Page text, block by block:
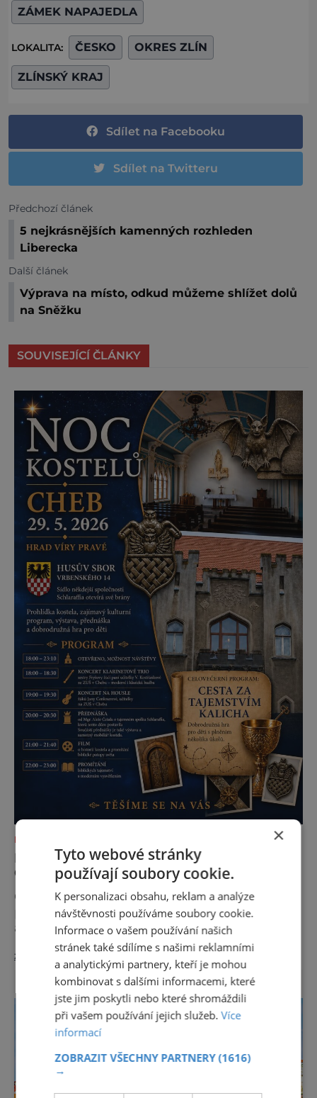
ZÁMEK NAPAJEDLA
LOKALITA: ČESKO OKRES ZLÍN
ZLÍNSKÝ KRAJ
Sdílet na Facebooku
Sdílet na Twitteru
Předchozí článek
5 nejkrásnějších kamenných rozhleden
Liberecka
Další článek
Výprava na místo, odkud můžeme shlížet dolů
na Sněžku
SOUVISEJÍCÍ ČLÁNKY
NEJKRÁSNĚJŠÍ PAMÁTKY
NOC KOSTELŮ 2026 V HUSOVĚ SBORU V
CHEBU
Odhalte tajemství chebské Schlaraffie V
pátek 29. května 2026 se v rámci celostátní
akce Noc kostelů otevřou veřejnosti i místa,
která běžně zůstávají skrytá. Jedním z
nejzajímavějších bude bezesporu Husův
sbor Církve československé husitské v
Chebu (Vrbenského 14), který letos nabídne
večer plný historie, hudby, tajemství i
dobrodružství pro malé i velké návštěvníky.
Málokdo ví, že dnešní kos
zobrazit více >>
×
Tyto webové stránky
používají soubory cookie.
K personalizaci obsahu, reklam a analýze
návštěvnosti používáme soubory cookie.
Informace o vašem používání našich
stránek také sdílíme s našimi reklamními
a analytickými partnery, kteří je mohou
kombinovat s dalšími informacemi, které
jste jim poskytli nebo které shromáždili
při vašem používání jejich služeb.Více
informací
ZOBRAZIT VŠECHNY PARTNERY(1616)
→